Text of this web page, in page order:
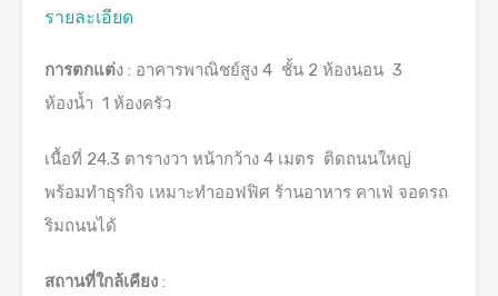
รายละเอียด
การตกแต่ง : อาคารพาณิชย์สูง 4 ชั้น 2 ห้องนอน 3
ห้องน้ำ 1 ห้องครัว
เนื้อที่ 24.3 ตารางวา หน้ากว้าง 4 เมตร ติดถนนใหญ่
พร้อมทำธุรกิจ เหมาะทำออฟฟิศ ร้านอาหาร คาเฟ่ จอดรถ
ริมถนนได้
สถานที่ใกล้เคียง :